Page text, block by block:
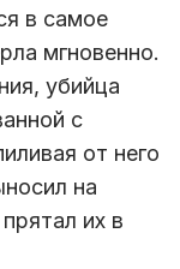
в самое
мгновенно.
убийца
с
от него
на
их в